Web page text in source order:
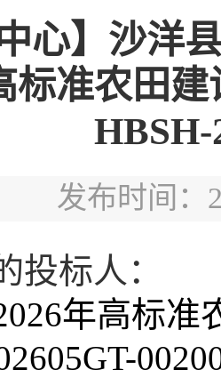
心】沙洋
标准农田
HBSH-
发布时间：
投标人：
年高标准